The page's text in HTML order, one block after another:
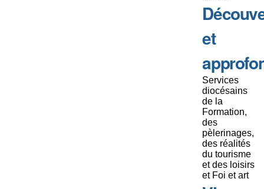
et
Services
diocésains
de la
Formation,
des
pèlerinages,
des réalités
du tourisme
et des loisirs
et Foi et art